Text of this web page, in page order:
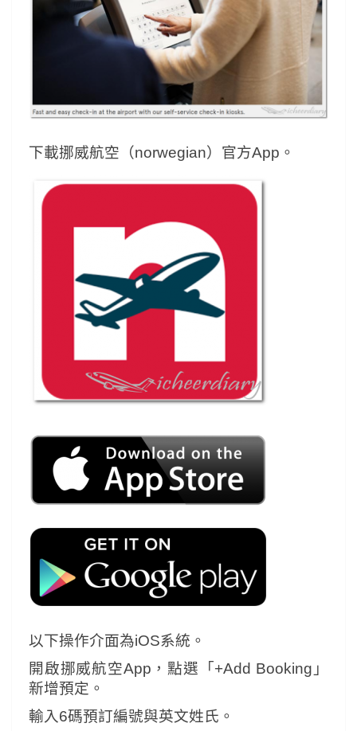
下載挪威航空（norwegian）官方App。
以下操作介面為iOS系統。
開啟挪威航空App，點選「+Add Booking」
新增預定。
輸入6碼預訂編號與英文姓氏。